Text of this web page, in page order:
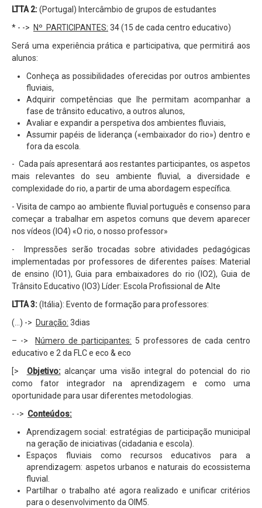
LTTA 2:(Portugal) Intercâmbio de grupos de estudantes
* - -> Nº PARTICIPANTES: 34 (15 de cada centro educativo)
Será uma experiência prática e participativa, que permitirá aos
alunos:
Conheça as possibilidades oferecidas por outros ambientes
fluviais,
Adquirir competências que lhe permitam acompanhar a
fase de trânsito educativo, a outros alunos,
Avaliar e expandir a perspetiva dos ambientes fluviais,
Assumir papéis de liderança («embaixador do rio») dentro e
fora da escola.
- Cada país apresentará aos restantes participantes, os aspetos
mais relevantes do seu ambiente fluvial, a diversidade e
complexidade do rio, a partir de uma abordagem específica.
- Visita de campo ao ambiente fluvial português e consenso para
começar a trabalhar em aspetos comuns que devem aparecer
nos vídeos (IO4) «O rio, o nosso professor»
- Impressões serão trocadas sobre atividades pedagógicas
implementadas por professores de diferentes países: Material
de ensino (IO1), Guia para embaixadores do rio (IO2), Guia de
Trânsito Educativo (IO3) Líder: Escola Profissional de Alte
LTTA 3:(Itália): Evento de formação para professores:
(...) -> Duração: 3dias
– ->
Número de participantes: 5 professores de cada centro
educativo e 2 da FLC e eco & eco
[> Objetivo:alcançar uma visão integral do potencial do rio
como fator integrador na aprendizagem e como uma
oportunidade para usar diferentes metodologias.
- -> Conteúdos:
Aprendizagem social: estratégias de participação municipal
na geração de iniciativas (cidadania e escola).
Espaços fluviais como recursos educativos para a
aprendizagem: aspetos urbanos e naturais do ecossistema
fluvial.
Partilhar o trabalho até agora realizado e unificar critérios
para o desenvolvimento da OIM5.